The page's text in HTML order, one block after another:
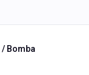
/ Bomba